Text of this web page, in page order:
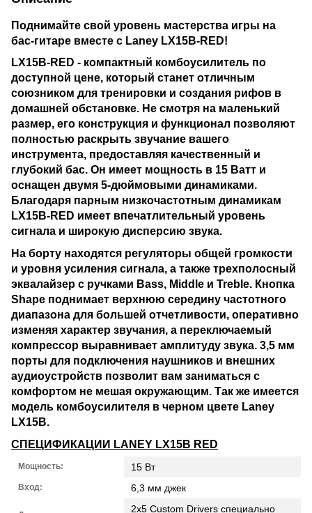
Поднимайте свой уровень мастерства игры на
бас-гитаре вместе с Laney LX15B-RED!
LX15B-RED - компактный комбоусилитель по
доступной цене, который станет отличным
союзником для тренировки и создания рифов в
домашней обстановке. Не смотря на маленький
размер, его конструкция и функционал позволяют
полностью раскрыть звучание вашего
инструмента, предоставляя качественный и
глубокий бас. Он имеет мощность в 15 Ватт и
оснащен двумя 5-дюймовыми динамиками.
Благодаря парным низкочастотным динамикам
LX15B-RED имеет впечатлительный уровень
сигнала и широкую дисперсию звука.
На борту находятся регуляторы общей громкости
и уровня усиления сигнала, а также трехполосный
эквалайзер с ручками Bass, Middle и Treble. Кнопка
Shape поднимает верхнюю середину частотного
диапазона для большей отчетливости, оперативно
изменяя характер звучания, а переключаемый
компрессор выравнивает амплитуду звука. 3,5 мм
порты для подключения наушников и внешних
аудиоустройств позволит вам заниматься с
комфортом не мешая окружающим. Так же имеется
модель комбоусилителя в черном цвете Laney
LX15B.
СПЕЦИФИКАЦИИ LANEY LX15B RED
Мощность: 15 Вт
Вход: 6,3 мм джек
2х5 Custom Drivers специально